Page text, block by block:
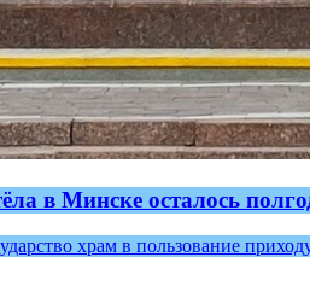
в Минске осталось
храм в пользование